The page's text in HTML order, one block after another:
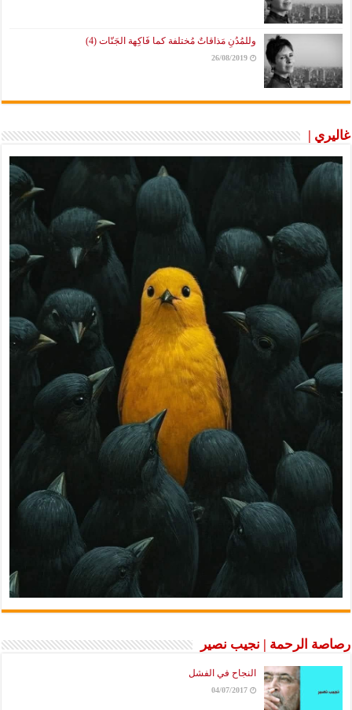
وللمُدُنِ مَذاقاتٌ مُختلفة كما فَاكِهة الجَنّات (4)
26/08/2019
غاليري |
رصاصة الرحمة | نجيب نصير
النجاح في الفشل
04/07/2017